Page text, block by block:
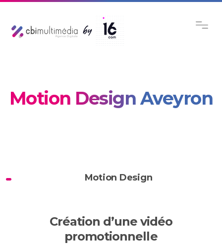
Motion Design Aveyron
Motion Design
Création d’une vidéo
promotionnelle